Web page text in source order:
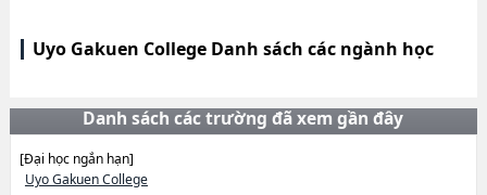
Uyo Gakuen College Danh sách các ngành học
Danh sách các trường đã xem gần đây
[Đại học ngắn hạn]
Uyo Gakuen College